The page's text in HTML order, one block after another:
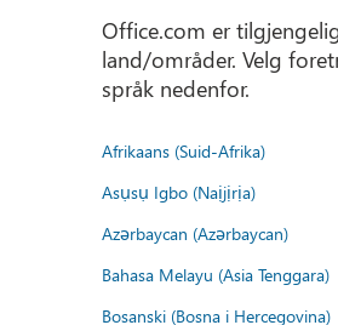
Office.com er
land/områder. Velg
språk nedenfor.
Afrikaans (Suid-Afrika)
Asụsụ Igbo (Naịjịrịa)
Azərbaycan (Azərbaycan)
Bahasa Melayu (Asia Tenggara)
Bosanski (Bosna i Hercegovina)